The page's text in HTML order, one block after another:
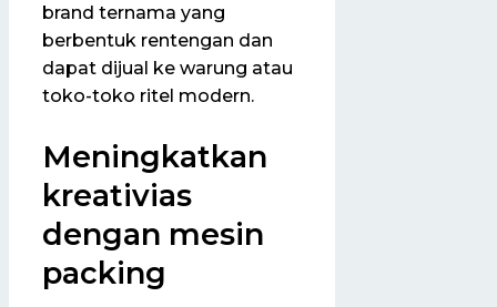
brand ternama yang
berbentuk rentengan dan
dapat dijual ke warung atau
toko-toko ritel modern.
Meningkatkan
kreativias
dengan mesin
packing